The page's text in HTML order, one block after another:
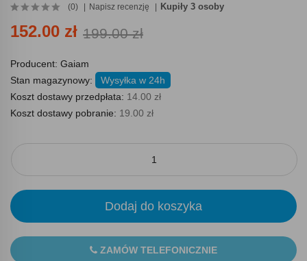
(0) Napisz recenzję Kupiły 3 osoby
152.00 zł 199.00 zł
Producent: Gaiam
Stan magazynowy:
Wysyłka w 24h
Koszt dostawy przedpłata: 14.00 zł
Koszt dostawy pobranie: 19.00 zł
Dodaj do koszyka
ZAMÓW TELEFONICZNIE